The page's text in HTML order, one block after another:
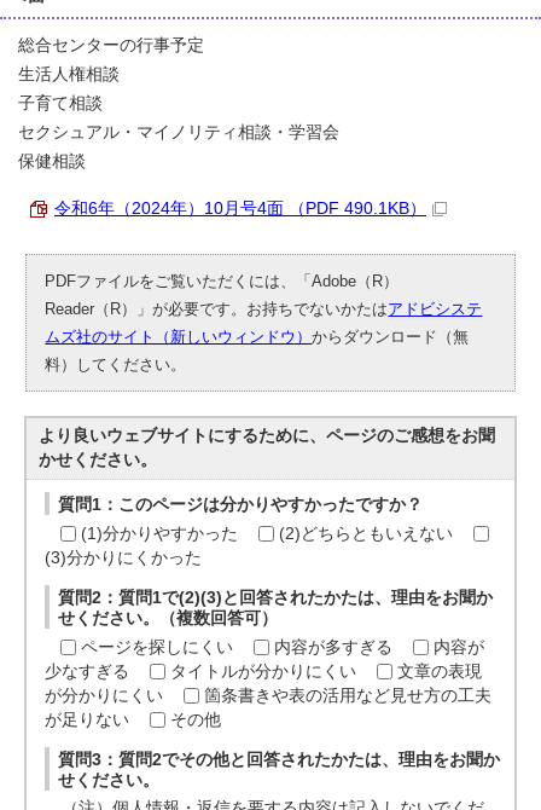
総合センターの行事予定
生活人権相談
子育て相談
セクシュアル・マイノリティ相談・学習会
保健相談
令和6年（2024年）10月号4面 （PDF 490.1KB）
PDFファイルをご覧いただくには、「Adobe（R）
Reader（R）」が必要です。お持ちでないかたはアドビシステ
ムズ社のサイト（新しいウィンドウ）からダウンロード（無
料）してください。
より良いウェブサイトにするために、ページのご感想をお聞
かせください。
質問1：このページは分かりやすかったですか？
(1)分かりやすかった
(2)どちらともいえない
(3)分かりにくかった
質問2：質問1で(2)(3)と回答されたかたは、理由をお聞か
せください。（複数回答可）
ページを探しにくい
内容が多すぎる
内容が
少なすぎる
タイトルが分かりにくい
文章の表現
が分かりにくい
箇条書きや表の活用など見せ方の工夫
が足りない
その他
質問3：質問2でその他と回答されたかたは、理由をお聞か
せください。